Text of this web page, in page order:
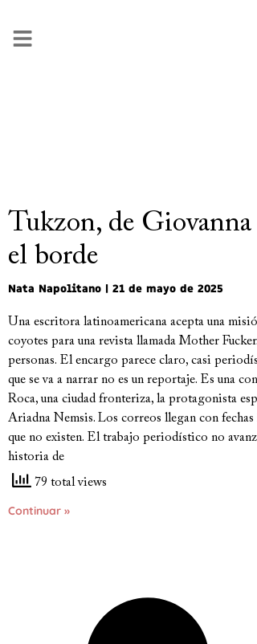
Tukzon, de
el borde
Nata Napolitano 21 de mayo de 2025
Una escritora latinoamericana acepta una
coyotes para una revista llamada Mother
personas. El encargo parece claro, casi
que se va a narrar no es un reportaje. Es una
Roca, una ciudad fronteriza, la protagonista
Ariadna Nemsis. Los correos llegan con
que no existen. El trabajo periodístico no
historia de
79 total views
Continuar »